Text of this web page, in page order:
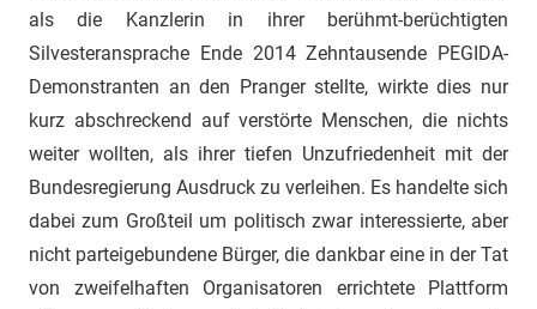
als die Kanzlerin in ihrer berühmt-berüchtigten
Silvesteransprache Ende 2014 Zehntausende PEGIDA-
Demonstranten an den Pranger stellte, wirkte dies nur
kurz abschreckend auf verstörte Menschen, die nichts
weiter wollten, als ihrer tiefen Unzufriedenheit mit der
Bundesregierung Ausdruck zu verleihen. Es handelte sich
dabei zum Großteil um politisch zwar interessierte, aber
nicht parteigebundene Bürger, die dankbar eine in der Tat
von zweifelhaften Organisatoren errichtete Plattform